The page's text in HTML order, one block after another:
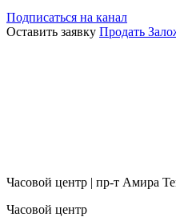
Подписаться на канал
Оставить заявку Продать
Часовой центр | пр-т Амира
Часовой центр